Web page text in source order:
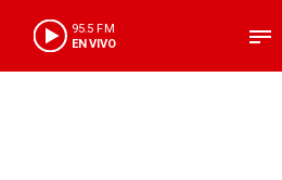
95.5 FM
EN VIVO